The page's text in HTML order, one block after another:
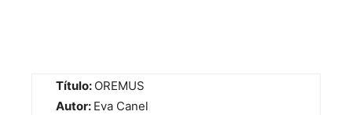
Título: OREMUS
Autor: Eva Canel